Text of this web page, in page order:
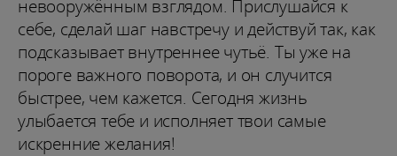
невооружённым взглядом. Прислушайся к
себе, сделай шаг навстречу и действуй так, как
подсказывает внутреннее чутьё. Ты уже на
пороге важного поворота, и он случится
быстрее, чем кажется. Сегодня жизнь
улыбается тебе и исполняет твои самые
искренние желания!